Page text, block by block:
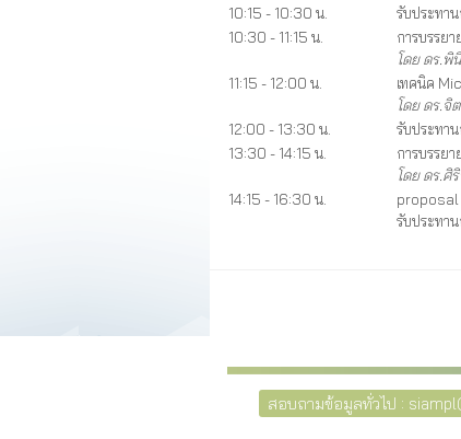
10:15 - 10:30 น.
รับประทา
10:30 - 11:15 น.
การบรรย
โดย ดร.
11:15 - 12:00 น.
เทคนิค
โดย ดร.จิ
12:00 - 13:30 น.
รับประทา
13:30 - 14:15 น.
การบรรย
โดย ดร.ศิ
14:15 - 16:30 น.
proposal
รับประทา
สอบถามข้อมูลทั่วไป :